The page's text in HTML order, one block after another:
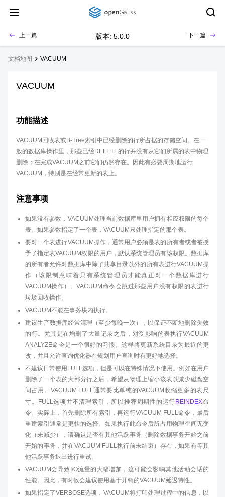
上一篇 版本: 5.0.0 下一篇
文档地图 VACUUM
VACUUM
功能描述
VACUUM回收表或B-Tree索引中已经删除的行所占据的存储空间。在一
般的数据库操作里，那些已经DELETE的行并没有从它们所属的表中物理
删除；在完成VACUUM之前它们仍然存在。因此有必要周期地运行
VACUUM，特别是在经常更新的表上。
注意事项
如果没有参数，VACUUM处理当前数据库里用户拥有相应权限的每个
表。如果参数指定了一个表，VACUUM只处理指定的那个表。
要对一个表进行VACUUM操作，通常用户必须是表的所有者或者被授
予了指定表VACUUM权限的用户，默认系统管理员有该权限。数据库
的所有者允许对数据库中除了共享目录以外的所有表进行VACUUM操
作（该限制意味着只有系统管理员才能真正对一个数据库进行
VACUUM操作）。VACUUM命令会跳过那些用户没有权限的表进行
垃圾回收操作。
VACUUM不能在事务块内执行。
建议生产数据库经常清理（至少每晚一次），以保证不断地删除失效
的行。尤其是在增删了大量记录之后，对受影响的表执行VACUUM
ANALYZE命令是一个很好的习惯。这样将更新系统目录为最近的更
改，并且允许查询优化器在规划用户查询时有更好地选择。
不建议日常使用FULL选项，但是可以在特殊情况下使用。例如在用户
删除了一个表的大部分行之后，希望从物理上缩小该表以减少磁盘空
间占用。VACUUM FULL通常要比单纯的VACUUM收缩更多的表尺
寸。FULL选项并不清理索引，所以推荐周期性的运行 REINDEX命
令。实际上，首先删除所有索引，再运行VACUUM FULL命令，最后
重建索引通常是更快的选择。如果执行此命令后所占用物理空间无变
化（未减少），请确认是否有其他活跃事务（删除数据事务开始之前
开始的事务，并在VACUUM FULL执行前未结束）存在，如果有等其
他活跃事务退出进行重试。
VACUUM会导致I/O流量的大幅增加，这可能会影响其他活动会话的
性能。因此，有时候会建议使用基于开销的VACUUM延迟特性。
如果指定了VERBOSE选项，VACUUM将打印处理过程中的信息，以